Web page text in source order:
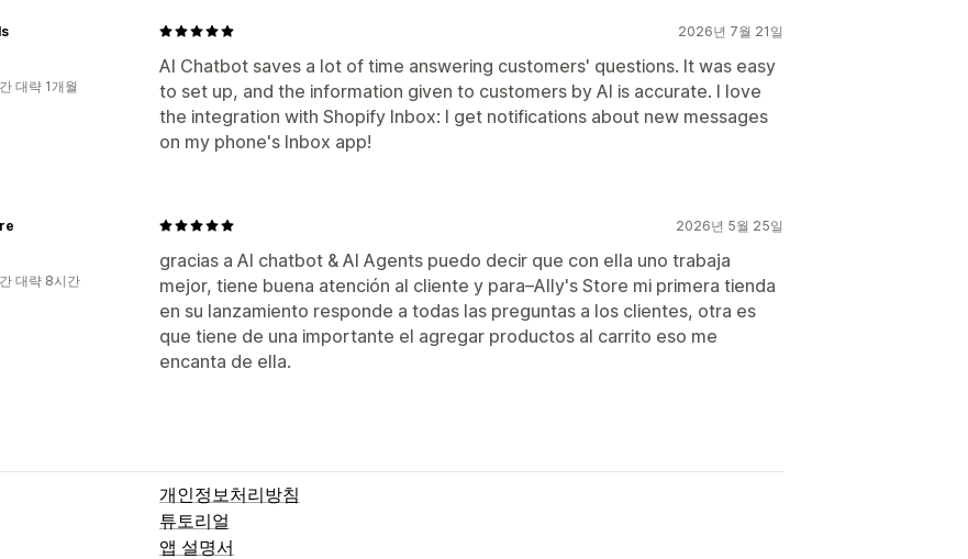
2026년 7월 21일
AI Chatbot saves a lot of time answering customers' questions. It was easy
to set up, and the information given to customers by AI is accurate. I love
the integration with Shopify Inbox: I get notifications about new messages
on my phone's Inbox app!
대략 1개월
2026년 5월 25일
gracias a AI chatbot & AI Agents puedo decir que con ella uno trabaja
mejor, tiene buena atención al cliente y para–Ally's Store mi primera tienda
en su lanzamiento responde a todas las preguntas a los clientes, otra es
que tiene de una importante el agregar productos al carrito eso me
encanta de ella.
대략 8시간
개인정보처리방침
튜토리얼
앱 설명서